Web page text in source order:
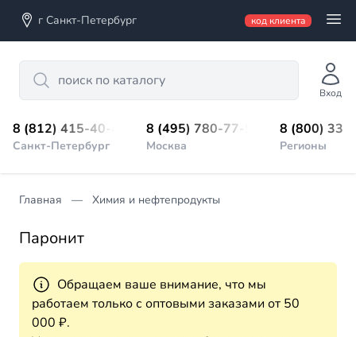
г Санкт-Петербург код клиента
Search
Вход
8 (812) 415-40-45
Санкт-Петербург
8 (495) 780-77-98
Москва
8 (800)
Регионы
Главная Химия и нефтепродукты
Паронит
Обращаем ваше внимание, что мы
работаем только с оптовыми заказами от 50
000 ₽.